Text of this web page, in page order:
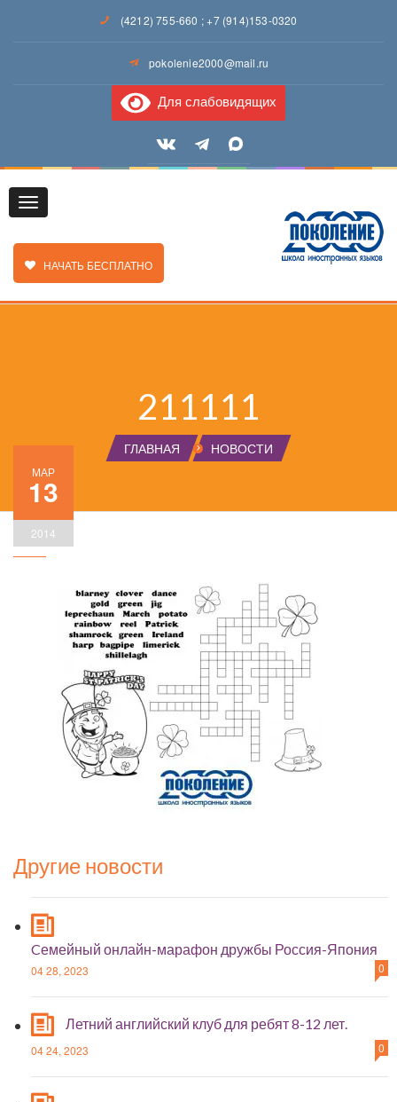
(4212) 755-660 ;+7 (914)153-0320
pokolenie2000@mail.ru
Для слабовидящих
Toggle
ЗАКАЗАТЬ ЗВОНОК
НАЧАТЬ БЕСПЛАТНО
211111
ГЛАВНАЯ НОВОСТИ
МАР
13
2014
Другие новости
Cемейный онлайн-марафон дружбы Россия-Япония
04 28, 2023 0
Летний английский клуб для ребят 8-12 лет.
04 24, 2023 0